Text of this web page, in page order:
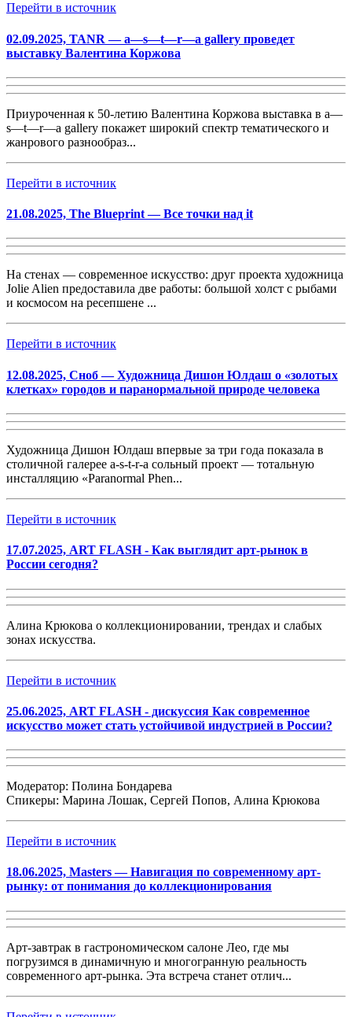
Перейти в источник
02.09.2025, TANR — a—s—t—r—a gallery проведет
выставку Валентина Коржова
Приуроченная к 50-летию Валентина Коржова выставка в a—
s—t—r—a gallery покажет широкий спектр тематического и
жанрового разнообраз...
Перейти в источник
21.08.2025, The Blueprint — Все точки над it
На стенах — современное искусство: друг проекта художница
Jolie Alien предоставила две работы: большой холст с рыбами
и космосом на ресепшене ...
Перейти в источник
12.08.2025, Сноб — Художница Дишон Юлдаш о «золотых
клетках» городов и паранормальной природе человека
Художница Дишон Юлдаш впервые за три года показала в
столичной галерее a-s-t-r-a сольный проект — тотальную
инсталляцию «Paranormal Phen...
Перейти в источник
17.07.2025, ART FLASH - Как выглядит арт-рынок в
России сегодня?
Алина Крюкова о коллекционировании, трендах и слабых
зонах искусства.
Перейти в источник
25.06.2025, ART FLASH - дискуссия Как современное
искусство может стать устойчивой индустрией в России?
Модератор: Полина Бондарева
Спикеры: Марина Лошак, Сергей Попов, Алина Крюкова
Перейти в источник
18.06.2025, Masters — Навигация по современному арт-
рынку: от понимания до коллекционирования
Арт-завтрак в гастрономическом салоне Лео, где мы
погрузимся в динамичную и многогранную реальность
современного арт-рынка. Эта встреча станет отлич...